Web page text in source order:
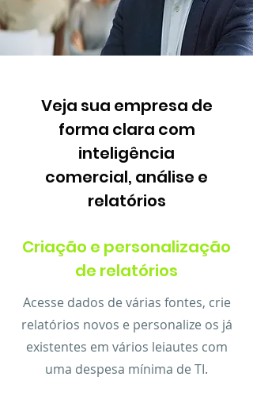
Veja sua empresa de
forma clara com
inteligência
comercial, análise e
relatórios
Criação e personalização
de relatórios
Acesse dados de várias fontes, crie
relatórios novos e personalize os já
existentes em vários leiautes com
uma despesa mínima de TI.